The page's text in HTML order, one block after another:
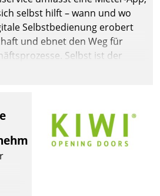
selbst hilft – wann und wo
Selbstbedienung erobert
und ebnet den Weg für
Selbst ist der